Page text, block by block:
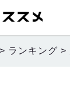
> ランキング >